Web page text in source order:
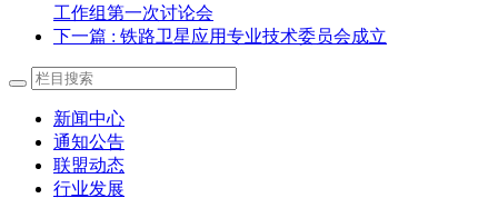
工作组第一次讨论会
下一篇 : 铁路卫星应用专业技术委员会成立
新闻中心
通知公告
联盟动态
行业发展